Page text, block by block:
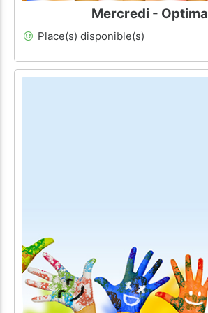
Mercredi - Optima
Place(s) disponible(s)